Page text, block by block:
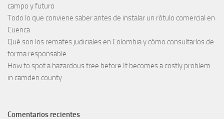
campo y futuro
Todo lo que conviene saber antes de instalar un rótulo comercial en
Cuenca
Qué son los remates judiciales en Colombia y cómo consultarlos de
forma responsable
How to spot a hazardous tree before It becomes a costly problem
in camden county
Comentarios recientes